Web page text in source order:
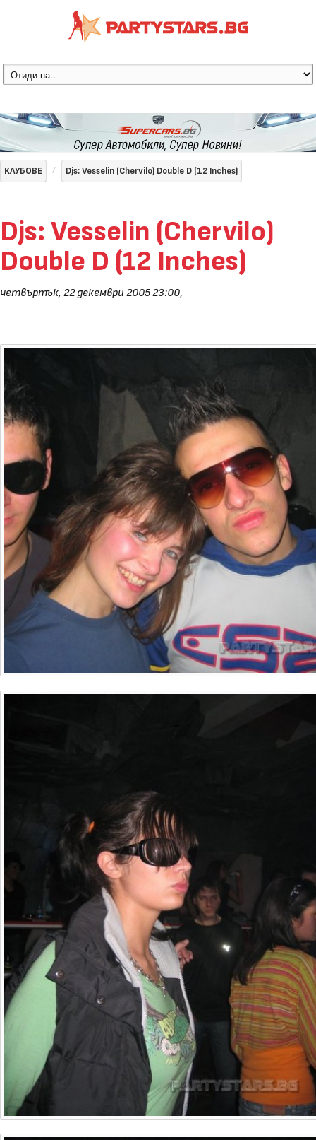
КЛУБОВЕ Djs: Vesselin (Chervilo) Double D (12 Inches)
Djs: Vesselin (Chervilo)
Double D (12 Inches)
четвъртък, 22 декември 2005 23:00,